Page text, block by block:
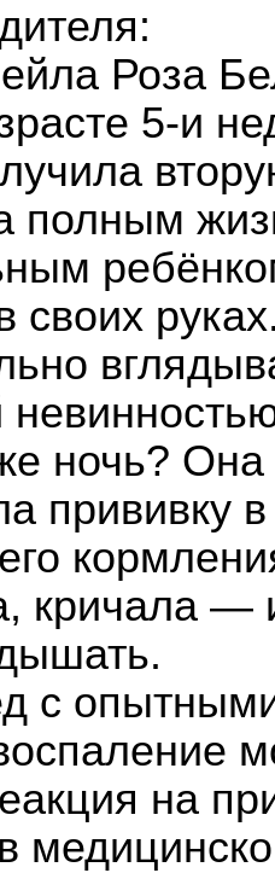
Роза
5-и
полным
своих
ночь?
прививку
кричала —
с
на